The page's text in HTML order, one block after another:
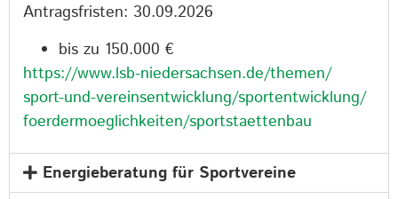
Antragsfristen: 30.09.2026
bis zu 150.000 €
https://www.lsb-niedersachsen.de/themen/
sport-und-vereinsentwicklung/sportentwicklung/
foerdermoeglichkeiten/sportstaettenbau
Energieberatung für Sportvereine